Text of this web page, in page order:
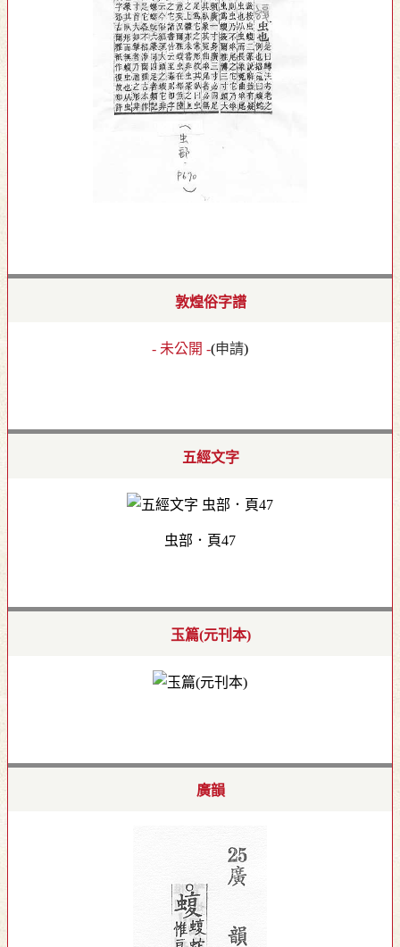
敦煌俗字譜
- 未公開 -(申請)
五經文字
虫部．頁47
玉篇(元刊本)
廣韻